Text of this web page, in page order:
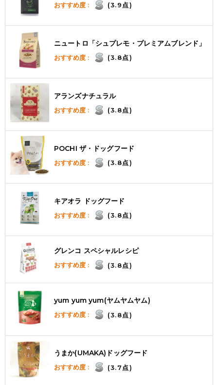
おすすめ度 : (3.9点)
ニュートロ「シュプレモ・プレミアムブレンド」
おすすめ度 : (3.8点)
アランズナチュラル
おすすめ度 : (3.8点)
POCHI ザ・ドッグフード
おすすめ度 : (3.8点)
キアオラ ドッグフード
おすすめ度 : (3.8点)
グレンコ スペシャルレシピ
おすすめ度 : (3.8点)
yum yum yum(ヤムヤムヤム)
おすすめ度 : (3.8点)
うまか(UMAKA)ドッグフード
おすすめ度 : (3.7点)